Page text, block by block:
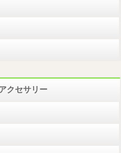
クセサリー